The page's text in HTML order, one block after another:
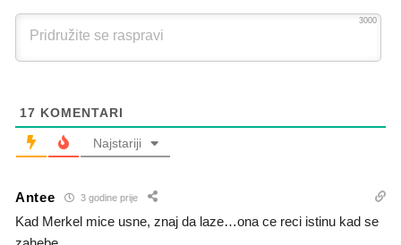
3000
17 KOMENTARI
Najstariji
Antee 3 godine prije
Kad Merkel mice usne, znaj da laze…ona ce reci istinu kad se